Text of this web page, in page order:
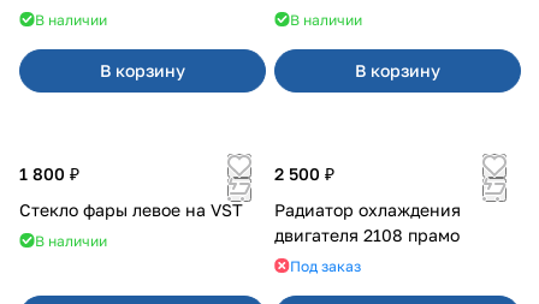
В наличии
В корзину
В наличии
В корзину
1 800 ₽
Стекло фары левое на VST
В наличии
2 500 ₽
Радиатор охлаждения
двигателя 2108 прамо
Под заказ